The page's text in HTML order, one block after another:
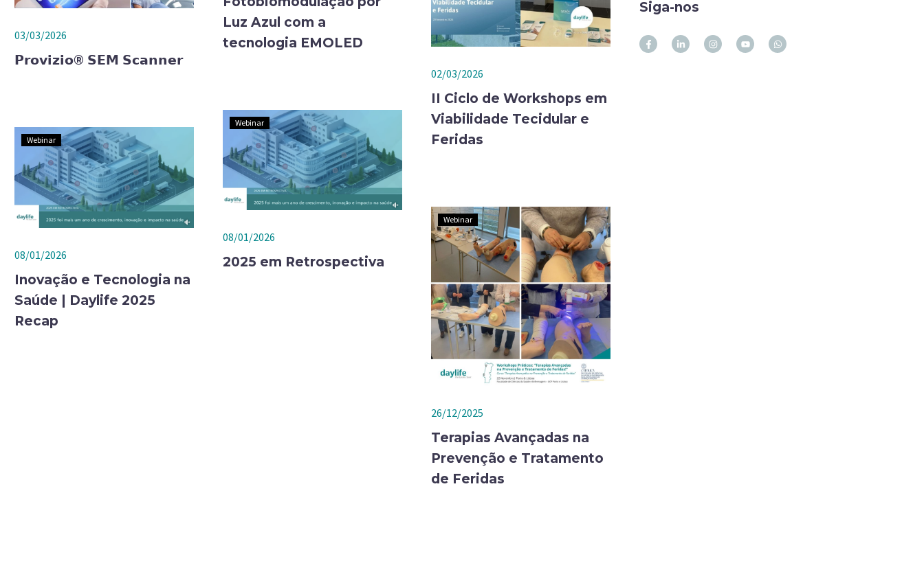
Luz Azul com a
tecnologia EMOLED
03/03/2026
𝗣𝗿𝗼𝘃𝗶𝘇𝗶𝗼® 𝗦𝗘𝗠 𝗦𝗰𝗮𝗻𝗻𝗲𝗿
02/03/2026
II Ciclo de Workshops em
Viabilidade Tecidular e
Feridas
Webinar
08/01/2026
2025 em Retrospectiva
Webinar
08/01/2026
Inovação e Tecnologia na
Saúde | Daylife 2025
Recap
Webinar
26/12/2025
Terapias Avançadas na
Prevenção e Tratamento
de Feridas
Siga-nos